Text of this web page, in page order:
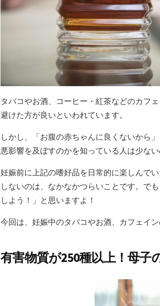
タバコやお酒、コーヒー・紅茶などのカフ
避けた方が良いといわれています。
しかし、「お腹の赤ちゃんに良くないから
悪影響を及ぼすのかを知っている人は少ない
妊娠前に上記の嗜好品を日常的に楽しんで
しないのは、なかなかつらいことです。で
しよう！」と思いますよ！
今回は、妊娠中のタバコやお酒、カフェイ
有害物質が250種以上！母子